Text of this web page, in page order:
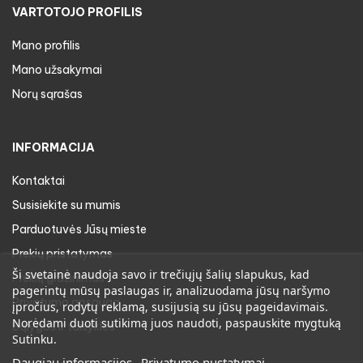
VARTOTOJO PROFILIS
Mano profilis
Mano užsakymai
Norų sąrašas
INFORMACIJA
Kontaktai
Susisiekite su mumis
Parduotuvės Jūsų mieste
Prekių pristatymas
Prekių gražinimas
Privatumo apsauga
Sąlygos ir taisyklės
Ši svetainė naudoja savo ir trečiųjų šalių slapukus, kad
pagerintų mūsų paslaugas ir, analizuodama jūsų naršymo
įpročius, rodytų reklamą, susijusią su jūsų pageidavimais.
Norėdami duoti sutikimą juos naudoti, paspauskite mygtuką
Sutinku.